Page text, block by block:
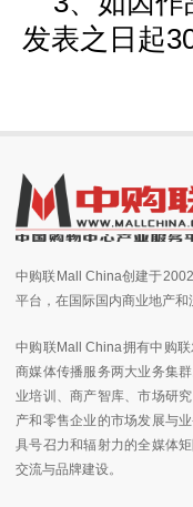
发表之日起
中购联Mall China创建于
平台，在国际国内商业地产和
中购联Mall China拥有中购
商媒体传播服务两大业务集
业培训、商产智库、市场研
产和零售企业的市场发展与
具号召力和辐射力的全媒体
交流与品牌建设。